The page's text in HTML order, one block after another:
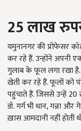
25लाख
यमुनानगर की प्रोफेसर
कर रहे हैं. उन्होंने अपनी
गुलाब के फूल लगा रखा
खेती कर रहे हैं. फूलों को
पहुंचाते हैं. जिससे उन्हें
डॉ. गर्ग भी धान, गन्ना
ख़ास आमदानी नहीं होती